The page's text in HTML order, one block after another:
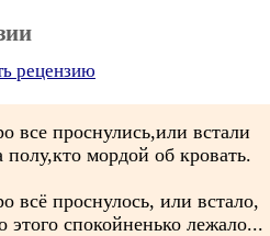
рецензию
все проснулись,или встали
полу,кто мордой об кровать.
всё проснулось, или встало,
этого спокойненько лежало...